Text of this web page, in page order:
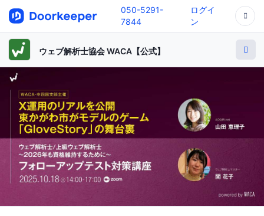
050-5291-
7844
ログイ
ン
ウェブ解析士協会 WACA【公式】